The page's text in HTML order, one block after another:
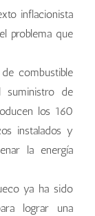
inflacionista
problema que
combustible
suministro de
los 160
instalados y
la energía
ya ha sido
lograr una